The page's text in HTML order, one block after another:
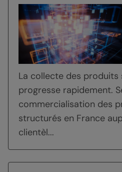
La collecte des
progresse rapidement.
commercialisation des
structurés en France
clientèl...